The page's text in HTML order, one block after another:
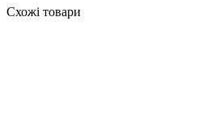
Схожі товари